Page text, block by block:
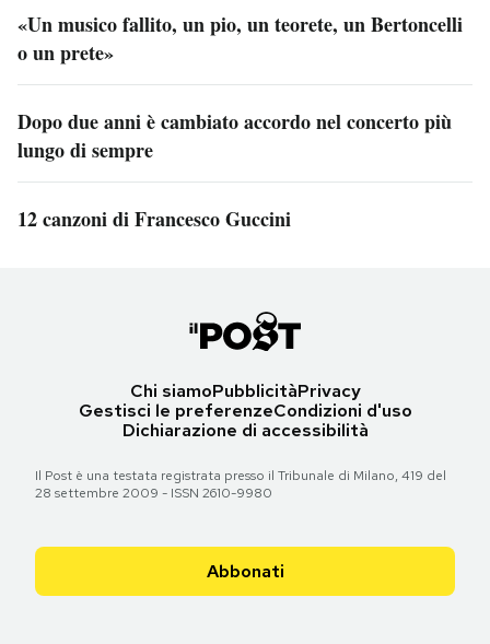
«Un musico fallito, un pio, un teorete, un Bertoncelli
o un prete»
Dopo due anni è cambiato accordo nel concerto più
lungo di sempre
12 canzoni di Francesco Guccini
Chi siamoPubblicitàPrivacy
Gestisci le preferenzeCondizioni d'uso
Dichiarazione di accessibilità
Il Post è una testata registrata presso il Tribunale di Milano, 419 del
28 settembre 2009 - ISSN 2610-9980
Abbonati